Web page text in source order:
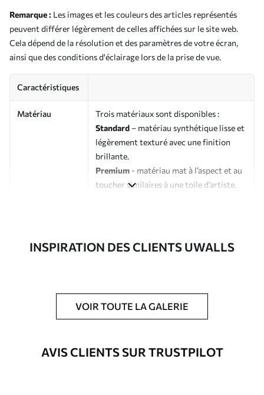
Remarque : Les images et les couleurs des articles représentés
peuvent différer légèrement de celles affichées sur le site web.
Cela dépend de la résolution et des paramètres de votre écran,
ainsi que des conditions d'éclairage lors de la prise de vue.
Caractéristiques
Matériau
Trois matériaux sont disponibles :
Standard – matériau synthétique lisse et
légèrement texturé avec une finition
brillante.
Premium - matériau mat à l’aspect et au
toucher similaires à une toile d’artiste.
Possibilité d'ajouter un vernis
protecteur pour renforcer la durabilité
du tableau.
Matériaux disponibles
INSPIRATION DES CLIENTS UWALLS
VOIR TOUTE LA GALERIE
AVIS CLIENTS SUR TRUSTPILOT